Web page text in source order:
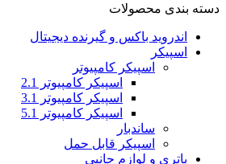
دسته بندی محصولات
اندروید باکس و گیرنده دیجیتال
اسپیکر
اسپیکر کامپیوتر
اسپیکر کامپیوتر 2.1
اسپیکر کامپیوتر 3.1
اسپیکر کامپیوتر 5.1
ساندبار
اسپیکر قابل حمل
باتری و لوازم جانبی